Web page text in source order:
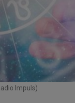
Impuls)